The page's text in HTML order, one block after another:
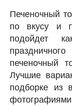
Печеночный
по вкусу и
подойдет
печеночный
Лучшие
подборке из